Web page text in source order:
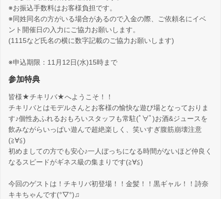
※お振込手数料はお客様負担です。
※同姓同名の方がいる場合があるので入金の際、ご依頼名にイベ
ント開催日の入力にご協力お願いします。
(1115など氏名の横に数字記載のご協力お願いします)
※申込期限：11月12日(水)15時まで
参加特典
皆様★チキリバ★へようこそ！！
チキリバとはモデルさんとお客様の愉快な遊び場となっておりま
す♪個性あふれるおもろいスタッフも常駐(ﾟ∀ﾟ)お酒&ジュースを
飲みながらいっぱい遊んで超絶楽しく、笑いすぎ腹筋崩壊注意
(≧∀≦)
初めましての方でも安心♪一人ぼっちになる時間がないほど仲良く
なるスピードがギネス級の集まりです(≧∀≦)
今回のゲストは！チキリバ初登場！！金髪！！黒ギャル！！詩奈
キキちゃんです(°▽°)♫